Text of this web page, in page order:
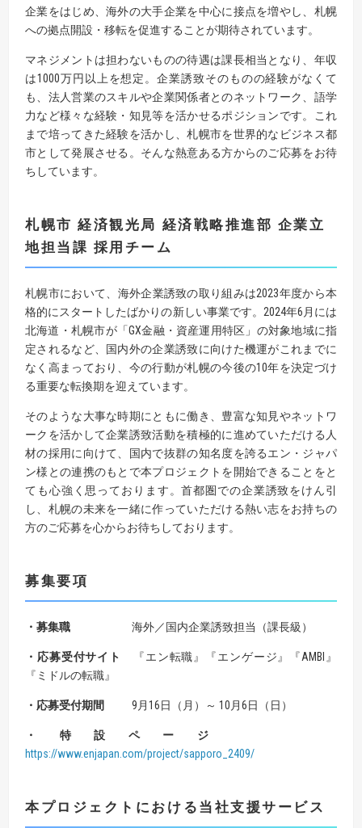
企業をはじめ、海外の大手企業を中心に接点を増やし、札幌
への拠点開設・移転を促進することが期待されています。
マネジメントは担わないものの待遇は課長相当となり、年収
は1000万円以上を想定。企業誘致そのものの経験がなくて
も、法人営業のスキルや企業関係者とのネットワーク、語学
力など様々な経験・知見等を活かせるポジションです。これ
まで培ってきた経験を活かし、札幌市を世界的なビジネス都
市として発展させる。そんな熱意ある方からのご応募をお待
ちしています。
札幌市 経済観光局 経済戦略推進部 企業立
地担当課 採用チーム
札幌市において、海外企業誘致の取り組みは2023年度から本
格的にスタートしたばかりの新しい事業です。2024年6月には
北海道・札幌市が「GX金融・資産運用特区」の対象地域に指
定されるなど、国内外の企業誘致に向けた機運がこれまでに
なく高まっており、今の行動が札幌の今後の10年を決定づけ
る重要な転換期を迎えています。
そのような大事な時期にともに働き、豊富な知見やネットワ
ークを活かして企業誘致活動を積極的に進めていただける人
材の採用に向けて、国内で抜群の知名度を誇るエン・ジャパ
ン様との連携のもとで本プロジェクトを開始できることをと
ても心強く思っております。首都圏での企業誘致をけん引
し、札幌の未来を一緒に作っていただける熱い志をお持ちの
方のご応募を心からお待ちしております。
募集要項
・募集職 海外／国内企業誘致担当（課長級）
・応募受付サイト
『エン転職』『エンゲージ』『AMBI』
『ミドルの転職』
・応募受付期間 9月16日（月）～ 10月6日（日）
・特設ページ
https://www.enjapan.com/project/sapporo_2409/
本プロジェクトにおける当社支援サービス